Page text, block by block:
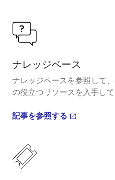
ナレッジベース
ナレッジベースを参照して
の役立つリソースを入手して
記事を参照する